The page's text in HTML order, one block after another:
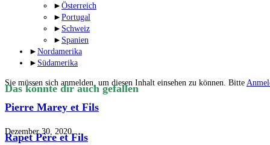
► Österreich
► Portugal
► Schweiz
► Spanien
► Nordamerika
► Südamerika
Sie müssen sich anmelden, um diesen Inhalt einsehen zu können. Bitte
Das könnte dir auch gefallen
Pierre Marey et Fils
Dezember 30, 2020
Rapet Père et Fils